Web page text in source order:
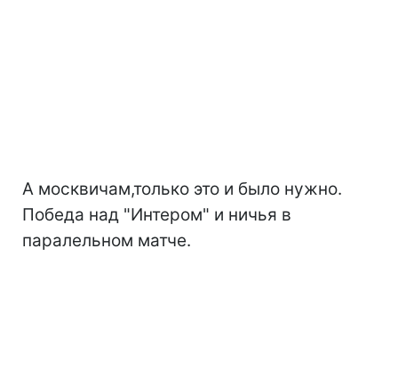
А москвичам,только это и было нужно.
Победа над "Интером" и ничья в
паралельном матче.